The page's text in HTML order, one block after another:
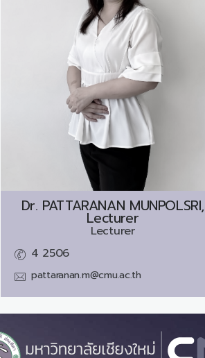
Dr. PATTARANAN MUNPOLSRI,
Lecturer
Lecturer
4 2506
pattaranan.m@cmu.ac.th